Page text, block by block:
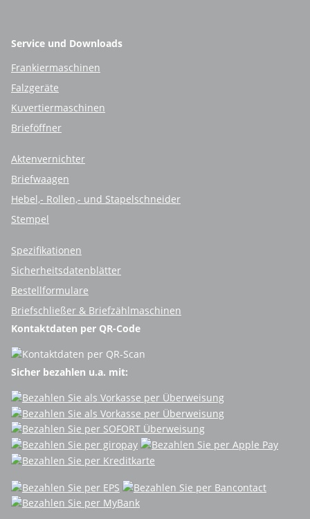
Service und Downloads
Frankiermaschinen
Falzgeräte
Kuvertiermaschinen
Brieföffner
Aktenvernichter
Briefwaagen
Hebel,- Rollen,- und Stapelschneider
Stempel
Spezifikationen
Sicherheitsdatenblätter
Bestellformulare
Briefschließer & Briefzählmaschinen
Kontaktdaten per QR-Code
Sicher bezahlen u.a. mit: